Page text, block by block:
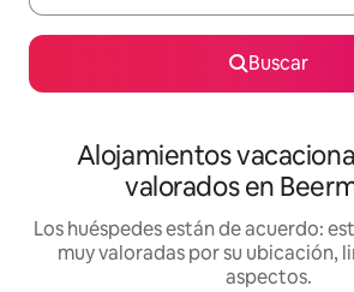
Buscar
Alojamientos
valorados en
Los huéspedes están de acuerdo:
muy valoradas por su ubicación,
aspectos.